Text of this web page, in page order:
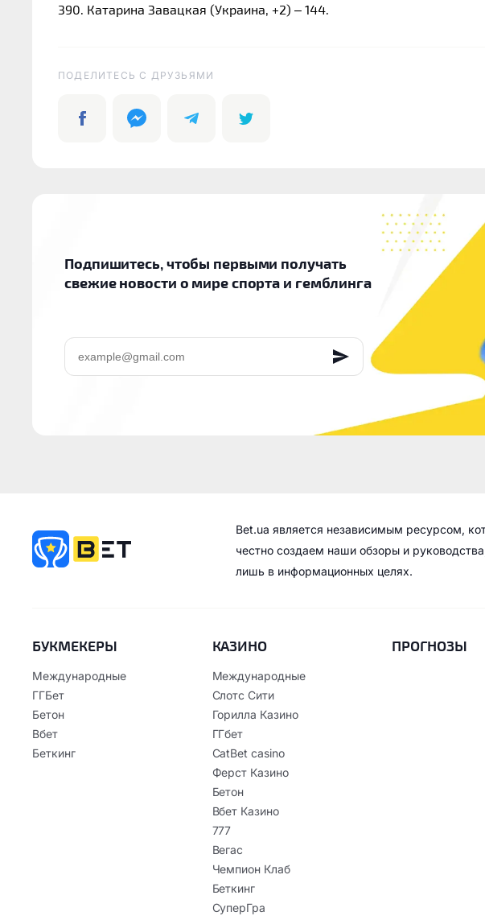
390. Катарина Завацкая (Украина, +2) – 144.
ПОДЕЛИТЕСЬ C ДРУЗЬЯМИ
Подпишитесь, чтобы первыми получать
свежие новости о мире спорта и гемблинга
Bet.ua является независимым ресурсом,
честно создаем наши обзоры и
лишь в информационных целях.
БУКМЕКЕРЫ
Международные
ГГБет
Бетон
Вбет
Беткинг
КАЗИНО
Международные
Слотс Сити
Горилла Казино
ГГбет
CatBet casino
Ферст Казино
Бетон
Вбет Казино
777
Вегас
Чемпион Клаб
Беткинг
СуперГра
ПРОГНОЗЫ